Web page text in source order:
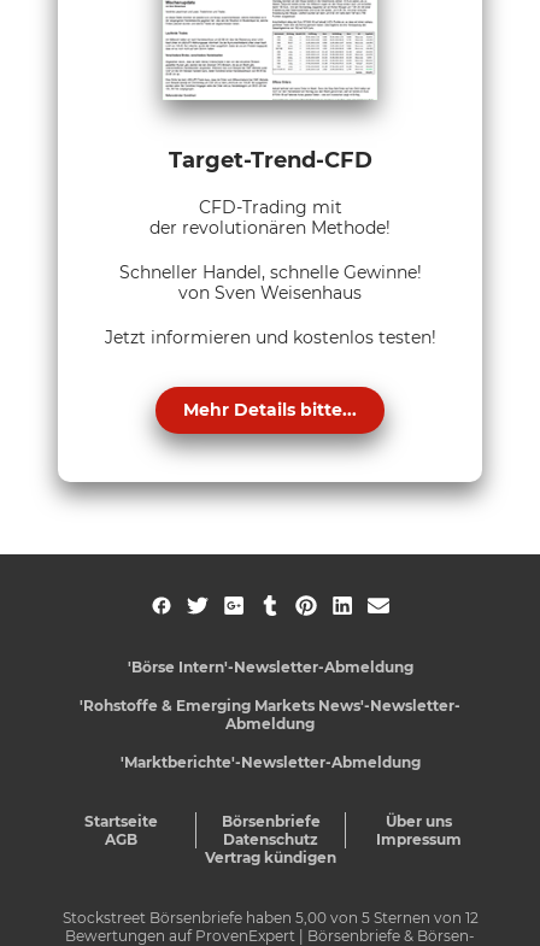
Target-Trend-CFD
CFD-Trading mit
der revolutionären Methode!
Schneller Handel, schnelle Gewinne!
von Sven Weisenhaus
Jetzt informieren und kostenlos testen!
Mehr Details bitte...
'Börse Intern'-Newsletter-Abmeldung
'Rohstoffe & Emerging Markets News'-Newsletter-
Abmeldung
'Marktberichte'-Newsletter-Abmeldung
Startseite Börsenbriefe
Über uns
AGB
Datenschutz
Impressum
Vertrag kündigen
Stockstreet Börsenbriefe haben 5,00von 5Sternen von 12
Bewertungen auf ProvenExpert | Börsenbriefe & Börsen-